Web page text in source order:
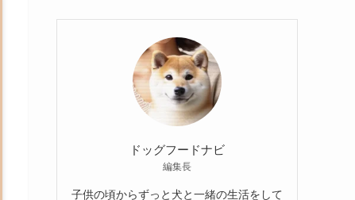
ドッグフードナビ
編集長
子供の頃からずっと犬と一緒の生活をして